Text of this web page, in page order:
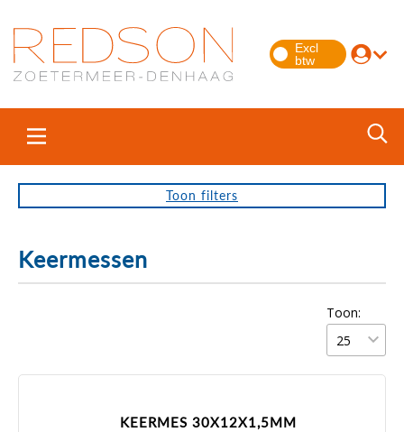
Toon filters
Keermessen
Toon:
KEERMES 30X12X1,5MM